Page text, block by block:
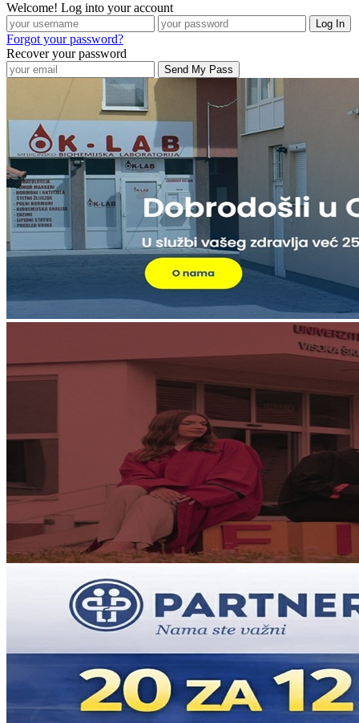
Welcome! Log into your account
Forgot your password?
Recover your password